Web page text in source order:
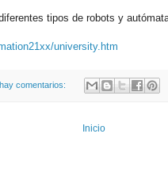
tipos de robots y
university.htm
comentarios:
Inicio